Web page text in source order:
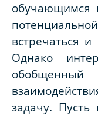
обучающимся
встречаться
Однако
задачу. Пусть